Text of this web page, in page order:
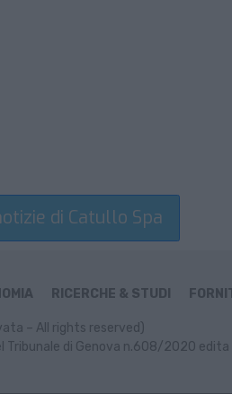
di Catullo Spa
RICERCHE & STUDI
– All rights reserved)
di Genova n.608/2020 edita